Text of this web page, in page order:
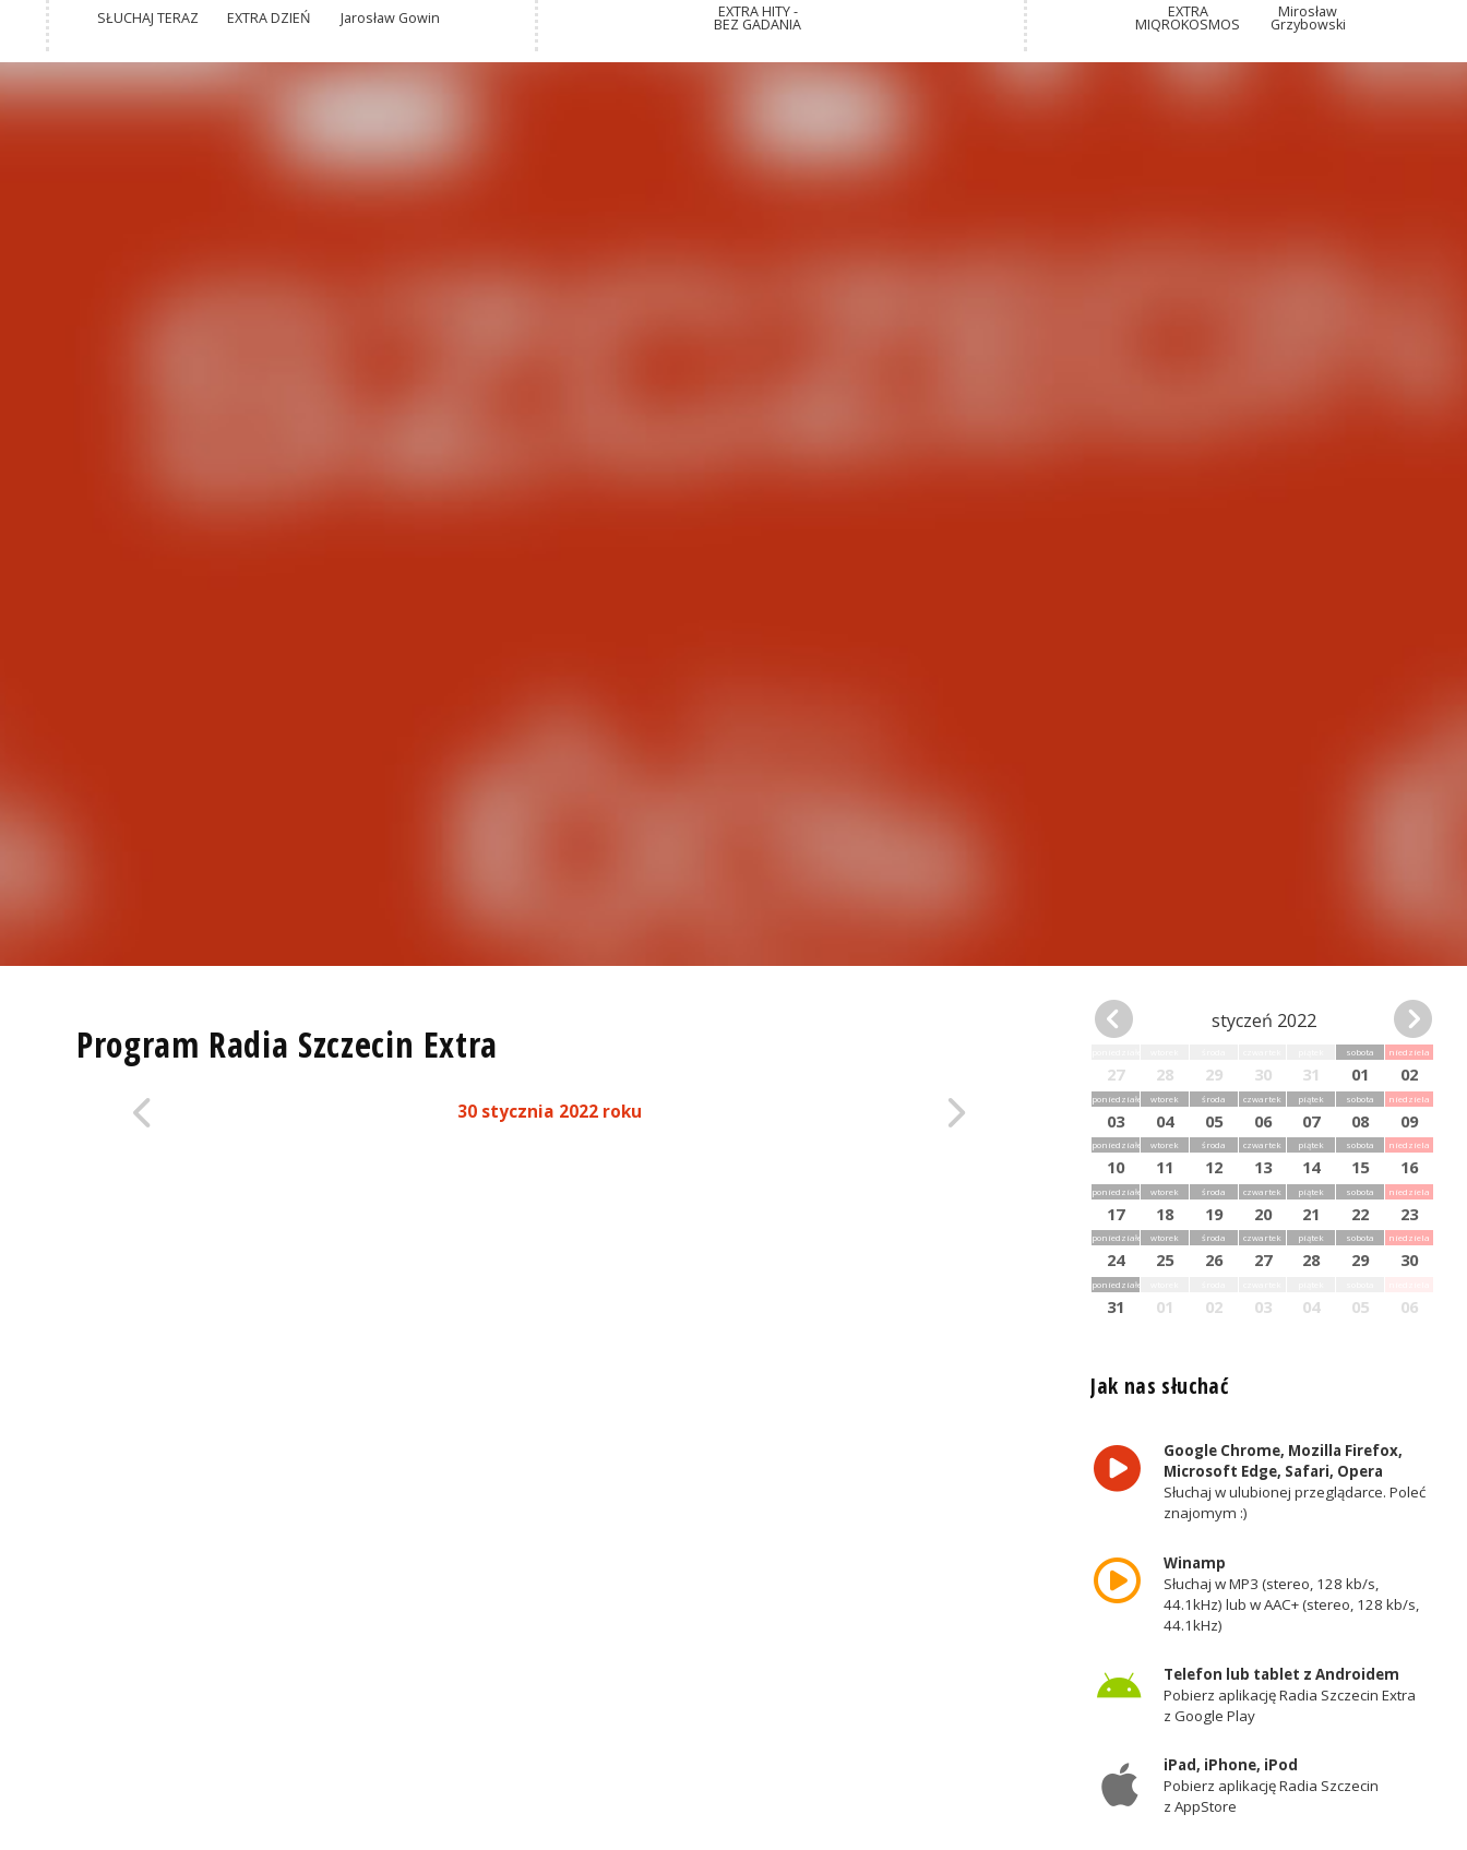
SŁUCHAJ TERAZ EXTRA DZIEŃ Jarosław Gowin EXTRA HITY -
BEZ GADANIA
EXTRA
MIQROKOSMOS
Mirosław
Grzybowski
Program Radia Szczecin Extra
30 stycznia 2022 roku
styczeń 2022
27 28 29 30 31
sobota
01
niedziela
02
poniedziałek
03
wtorek
04
środa
05
czwartek
06
piątek
07
sobota
08
niedziela
09
poniedziałek
10
wtorek
11
środa
12
czwartek
13
piątek
14
sobota
15
niedziela
16
poniedziałek
17
wtorek
18
środa
19
czwartek
20
piątek
21
sobota
22
niedziela
23
poniedziałek
24
wtorek
25
środa
26
czwartek
27
piątek
28
sobota
29
niedziela
30
poniedziałek
31 01 02 03 04 05 06
Jak nas słuchać
Google Chrome, Mozilla Firefox,
Microsoft Edge, Safari, Opera
Słuchaj w ulubionej przeglądarce. Poleć
znajomym :)
Winamp
Słuchaj w MP3 (stereo, 128 kb/s,
44.1kHz) lub w AAC+ (stereo, 128 kb/s,
44.1kHz)
Telefon lub tablet z Androidem
Pobierz aplikację Radia Szczecin Extra
z Google Play
iPad, iPhone, iPod
Pobierz aplikację Radia Szczecin
z AppStore